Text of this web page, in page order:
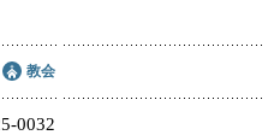
教会
0032